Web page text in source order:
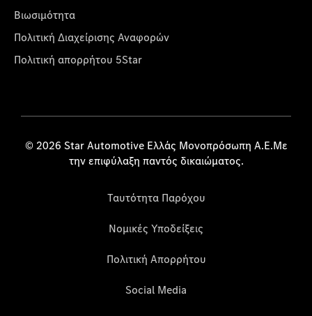
Βιωσιμότητα
Πολιτική Διαχείρισης Αναφορών
Πολιτική απορρήτου 5Star
© 2026 Star Automotive Ελλάς Μονοπρόσωπη Α.Ε.Με
την επιφύλαξη παντός δικαιώματος.
Ταυτότητα Παρόχου
Νομικές Υποδείξεις
Πολιτική Απορρήτου
Social Media